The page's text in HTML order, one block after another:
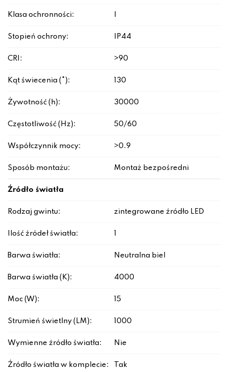
Klasa ochronności:
Stopień ochrony: IP44
CRI: >90
Kąt świecenia (°): 130
Żywotność (h): 30000
Częstotliwość (Hz): 50/60
Współczynnik mocy: >0.9
Sposób montażu: Montaż bezpośredni
Źródło światła
Rodzaj gwintu: zintegrowane źródło LED
Ilość źródeł światła:
Barwa światła: Neutralna biel
Barwa światła (K): 4000
Moc (W): 15
Strumień świetlny (LM): 1000
Wymienne źródło światła: Nie
Źródło światła w komplecie: Tak